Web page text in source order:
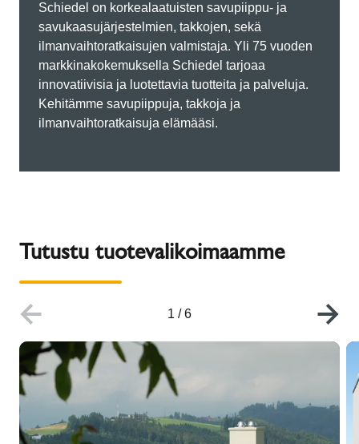
Schiedel on korkealaatuisten savupiippu- ja
savukaasujärjestelmien, takkojen, sekä
ilmanvaihtoratkaisujen valmistaja. Yli 75 vuoden
markkinakokemuksella Schiedel tarjoaa
innovatiivisia ja luotettavia tuotteita ja palveluja.
Kehitämme savupiippuja, takkoja ja
ilmanvaihtoratkaisuja elämääsi.
Tutustu tuotevalikoimaamme
1 /6